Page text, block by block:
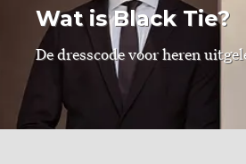
Wat is Black Tie?
De dresscode voor heren